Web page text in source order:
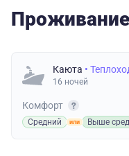
Проживание
Каюта •
16 ночей
Комфорт
Средний Выше